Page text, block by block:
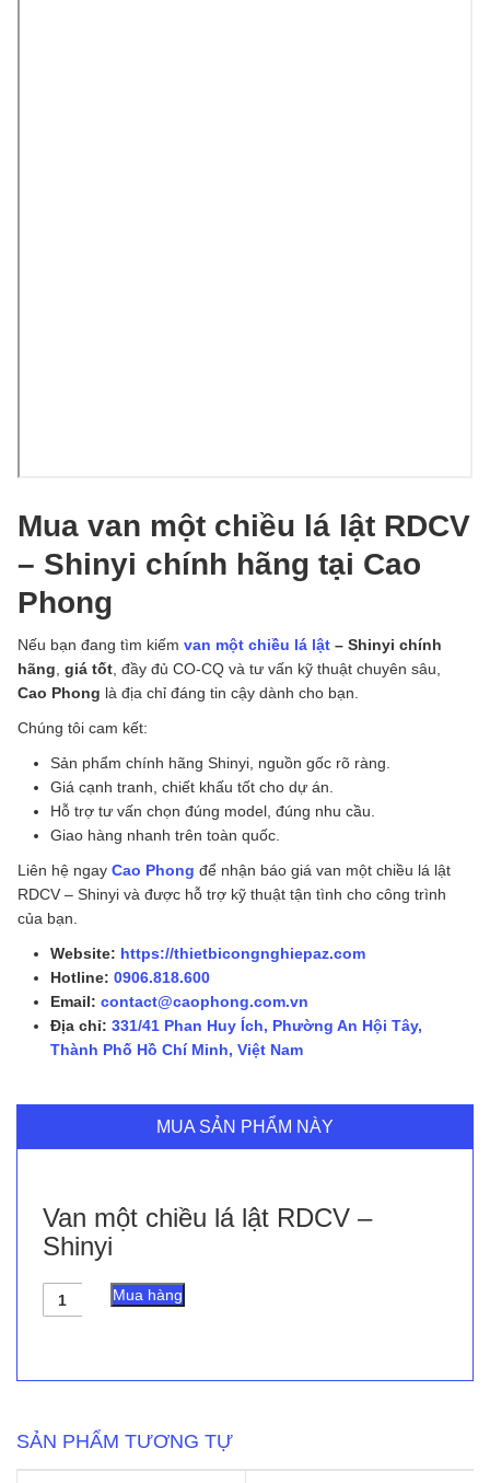
Mua van một chiều lá lật RDCV
– Shinyi chính hãng tại Cao
Phong
Nếu bạn đang tìm kiếm van một chiều lá lật – Shinyi chính
hãng, giá tốt, đầy đủ CO-CQ và tư vấn kỹ thuật chuyên sâu,
Cao Phong là địa chỉ đáng tin cậy dành cho bạn.
Chúng tôi cam kết:
Sản phẩm chính hãng Shinyi, nguồn gốc rõ ràng.
Giá cạnh tranh, chiết khấu tốt cho dự án.
Hỗ trợ tư vấn chọn đúng model, đúng nhu cầu.
Giao hàng nhanh trên toàn quốc.
Liên hệ ngay Cao Phong để nhận báo giá van một chiều lá lật
RDCV – Shinyi và được hỗ trợ kỹ thuật tận tình cho công trình
của bạn.
Website: https://thietbicongnghiepaz.com
Hotline: 0906.818.600
Email: contact@caophong.com.vn
Địa chỉ: 331/41 Phan Huy Ích, Phường An Hội Tây,
Thành Phố Hồ Chí Minh, Việt Nam
MUA SẢN PHẨM NÀY
Van một chiều lá lật RDCV –
Shinyi
Van
một
số
lượng
Mua hàng
SẢN PHẨM TƯƠNG TỰ